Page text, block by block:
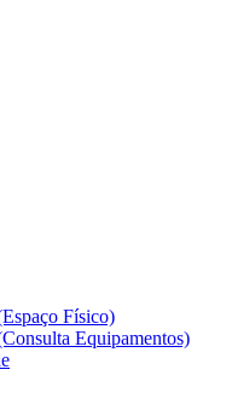
Físico)
Equipamentos)